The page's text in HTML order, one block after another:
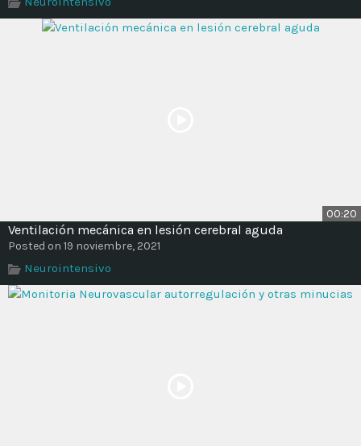
Time
00:20
Ventilación mecánica en lesión cerebral aguda
Posted on 19 noviembre, 2021
Neurointensivo